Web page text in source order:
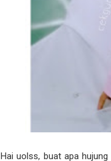
Hai uolss, buat apa